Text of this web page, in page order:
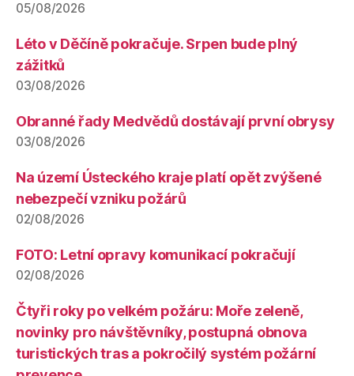
05/08/2026
Léto v Děčíně pokračuje. Srpen bude plný
zážitků
03/08/2026
Obranné řady Medvědů dostávají první obrysy
03/08/2026
Na území Ústeckého kraje platí opět zvýšené
nebezpečí vzniku požárů
02/08/2026
FOTO: Letní opravy komunikací pokračují
02/08/2026
Čtyři roky po velkém požáru: Moře zeleně,
novinky pro návštěvníky, postupná obnova
turistických tras a pokročilý systém požární